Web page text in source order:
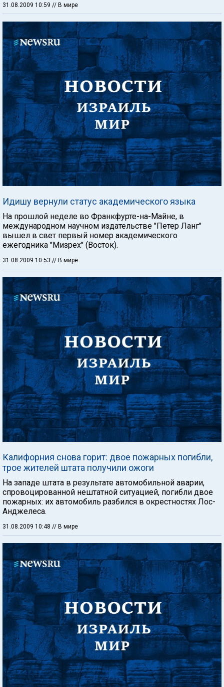
31.08.2009 10:59 // В мире
Идишу вернули статус академического языка
На прошлой неделе во Франкфурте-на-Майне, в
международном научном издательстве "Петер Ланг"
вышел в свет первый номер академического
ежегодника "Мизрех" (Восток).
31.08.2009 10:53 // В мире
Калифорния снова горит: двое пожарных погибли,
трое жителей штата получили ожоги
На западе штата в результате автомобильной аварии,
спровоцированной нештатной ситуацией, погибли двое
пожарных: их автомобиль разбился в окрестностях Лос-
Анджелеса.
31.08.2009 10:48 // В мире